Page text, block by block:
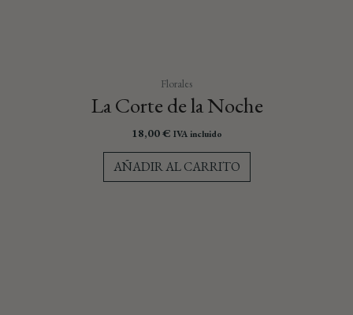
Florales
La Corte de la Noche
18,00€ IVA incluido
AÑADIR AL CARRITO